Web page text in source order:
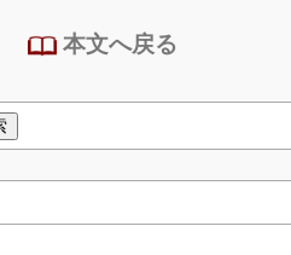
本文へ戻る